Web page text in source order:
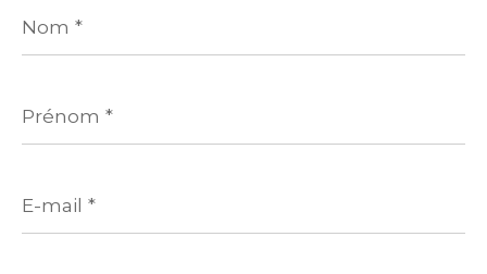
*
*
mail
*